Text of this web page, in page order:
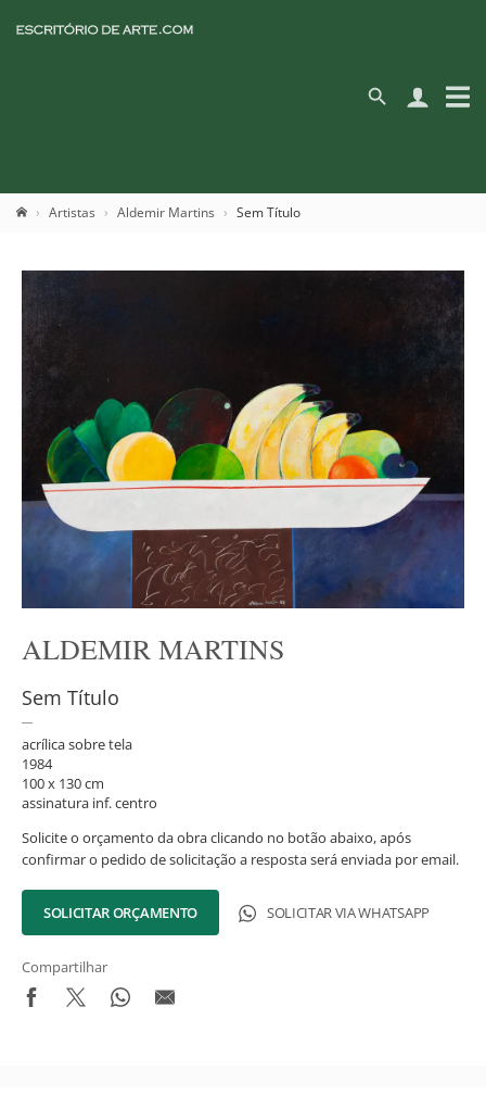
Artistas Aldemir Martins Sem Título
ALDEMIR MARTINS
Sem Título
acrílica sobre tela
1984
100 x 130 cm
assinatura inf. centro
Solicite o orçamento da obra clicando no botão abaixo, após
confirmar o pedido de solicitação a resposta será enviada por email.
SOLICITAR ORÇAMENTO SOLICITAR VIA WHATSAPP
Compartilhar